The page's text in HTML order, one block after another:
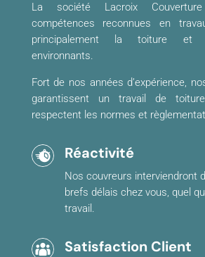
La société Lacroix
compétences reconnues en
principalement la toiture et
environnants.
Fort de nos années d’expérience,
garantissent un travail de
respectent les normes et
Réactivité
Nos couvreurs interviendront
brefs délais chez vous, quel
travail.
Satisfaction Client